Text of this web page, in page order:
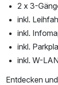
2 x 3-
inkl.
inkl.
inkl.
inkl. W-
Entdecken